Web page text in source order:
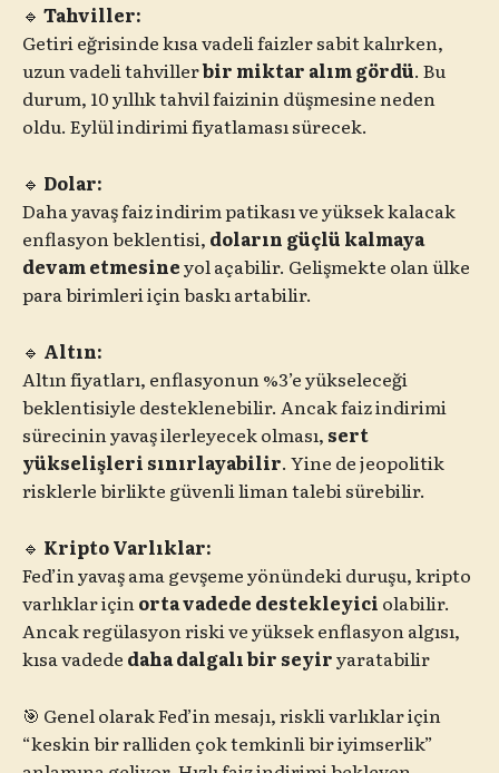
🔹 Tahviller:
Getiri eğrisinde kısa vadeli faizler sabit kalırken,
uzun vadeli tahvillerbir miktar alım gördü. Bu
durum, 10 yıllık tahvil faizinin düşmesine neden
oldu. Eylül indirimi fiyatlaması sürecek.
🔹 Dolar:
Daha yavaş faiz indirim patikası ve yüksek kalacak
enflasyon beklentisi, doların güçlü kalmaya
devam etmesineyol açabilir. Gelişmekte olan ülke
para birimleri için baskı artabilir.
🔹 Altın:
Altın fiyatları, enflasyonun %3’e yükseleceği
beklentisiyle desteklenebilir. Ancak faiz indirimi
sürecinin yavaş ilerleyecek olması, sert
yükselişleri sınırlayabilir. Yine de jeopolitik
risklerle birlikte güvenli liman talebi sürebilir.
🔹 Kripto Varlıklar:
Fed’in yavaş ama gevşeme yönündeki duruşu, kripto
varlıklar içinorta vadede destekleyici olabilir.
Ancak regülasyon riski ve yüksek enflasyon algısı,
kısa vadede daha dalgalı bir seyiryaratabilir
🎯 Genel olarak Fed’in mesajı, riskli varlıklar için
“keskin bir ralliden çok temkinli bir iyimserlik”